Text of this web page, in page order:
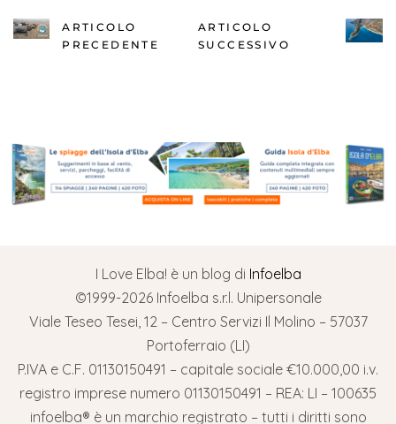
ARTICOLO
PRECEDENTE
ARTICOLO
SUCCESSIVO
I Love Elba! è un blog di Infoelba
©1999-2026 Infoelba s.r.l. Unipersonale
Viale Teseo Tesei, 12 – Centro Servizi Il Molino – 57037
Portoferraio (LI)
P.IVA e C.F. 01130150491 – capitale sociale €10.000,00 i.v.
registro imprese numero 01130150491 – REA: LI – 100635
infoelba® è un marchio registrato – tutti i diritti sono